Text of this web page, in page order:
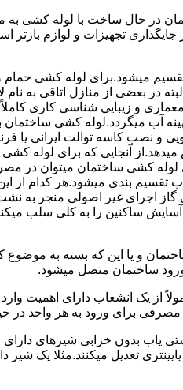
در حال ساخت با لوله کشی به
تجهیزات و لوازم
میشود.برای لوله کشی
در بعضی از منازل اتاقی به
معماری و زیبایی شناسی کاری
آب میگردد.لوله کشی
کاسه توالت ایرانی یا
کشی ساختمان میتوان در
بندی میشود.هر کدام از
اجرای غیر اصولی منجر به
آسایش ساکنین را به کلی
و یا این که بسته به
ساختمان متصل میشود.
یک انشعاب دارای اهمیت وارد
مصرفی برای ورود به هر واحد در
بدون خرابی شیرهای دارای